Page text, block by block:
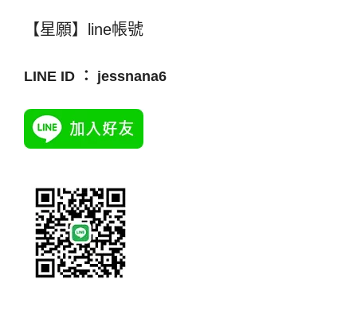
【星願】line帳號
LINE ID ： jessnana6